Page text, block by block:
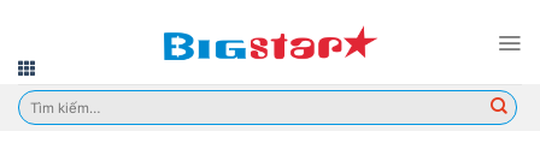
content
Tìm
kiếm: